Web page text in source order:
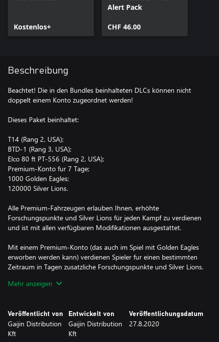
Kostenlos+
Alert Pack
CHF 46.00
Beschreibung
Beachtet! Die in den Bundles beinhalteten DLCs können nicht
doppelt einem Konto zugeordnet werden!
Dieses Paket beinhaltet:
T14 (Rang 2, USA);
BTD-1 (Rang 3, USA);
Elco 80 ft PT-556 (Rang 2, USA);
Premium-Konto fur 7 Tage;
1000 Golden Eagles;
120000 Silver Lions.
Alle Premium-Fahrzeugen erlauben Ihnen, erhöhte
Forschungspunkte und Silver Lions für jeden Kampf zu verdienen
und ist mit allen verfügbaren Modifikationen ausgestattet.
Mit einem Premium-Konto (das auch im Spiel mit Golden Eagles
erworben werden kann) verdienen Spieler fur einen bestimmten
Zeitraum in Tagen zusatzliche Forschungspunkte und Silver Lions.
die Boni.
Mehr anzeigen
Veröffentlicht von
Gaijin Distribution
Kft
Entwickelt von
Gaijin Distribution
Kft
Veröffentlichungsdatum
27.8.2020